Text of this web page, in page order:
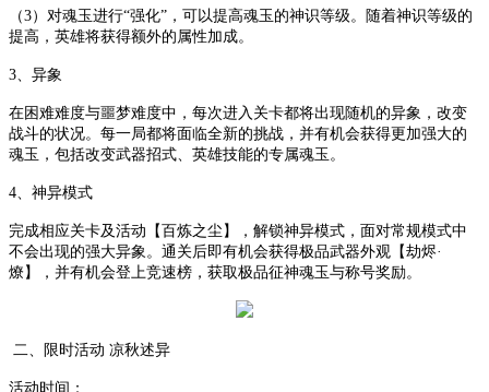
（3）对魂玉进行“强化”，可以提高魂玉的神识等级。随着神识等级的
提高，英雄将获得额外的属性加成。
3、异象
在困难难度与噩梦难度中，每次进入关卡都将出现随机的异象，改变
战斗的状况。每一局都将面临全新的挑战，并有机会获得更加强大的
魂玉，包括改变武器招式、英雄技能的专属魂玉。
4、神异模式
完成相应关卡及活动【百炼之尘】，解锁神异模式，面对常规模式中
不会出现的强大异象。通关后即有机会获得极品武器外观【劫烬·
燎】，并有机会登上竞速榜，获取极品征神魂玉与称号奖励。
二、限时活动 凉秋述异
活动时间：